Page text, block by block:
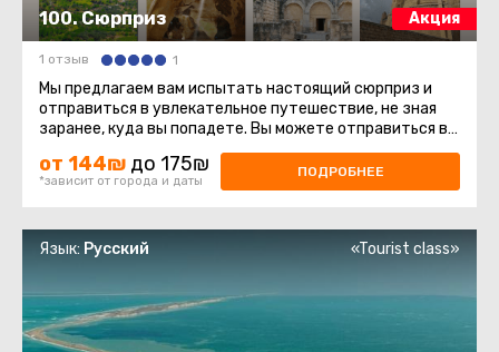
100. Сюрприз Акция
1 отзыв 1
Мы предлагаем вам испытать настоящий сюрприз и
отправиться в увлекательное путешествие, не зная
заранее, куда вы попадете. Вы можете отправиться в
от 144₪ до 175₪
*зависит от города и даты
ПОДРОБНЕЕ
Язык: Русский «Tourist class»